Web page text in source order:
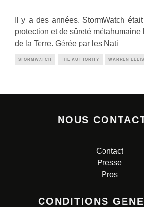
Il y a des années, StormWatch
protection et de sûreté métahumaine
de la Terre. Gérée par les Nati
STORMWATCH THE AUTHORITY WARREN ELLIS
NOUS
Contact
Presse
Pros
CONDITIONS